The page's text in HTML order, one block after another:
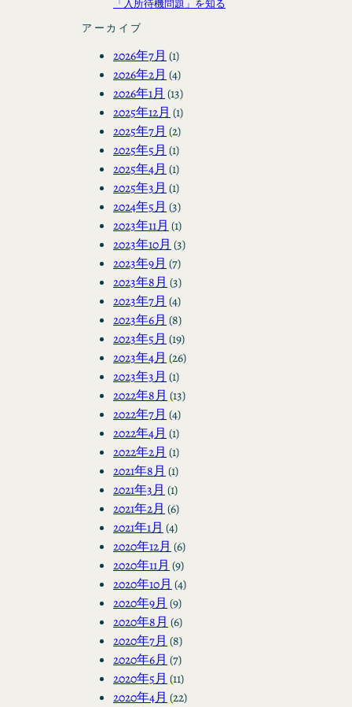
「入所待機問題」を知る
アーカイブ
2026年7月 (1)
2026年2月 (4)
2026年1月 (13)
2025年12月 (1)
2025年7月 (2)
2025年5月 (1)
2025年4月 (1)
2025年3月 (1)
2024年5月 (3)
2023年11月 (1)
2023年10月 (3)
2023年9月 (7)
2023年8月 (3)
2023年7月 (4)
2023年6月 (8)
2023年5月 (19)
2023年4月 (26)
2023年3月 (1)
2022年8月 (13)
2022年7月 (4)
2022年4月 (1)
2022年2月 (1)
2021年8月 (1)
2021年3月 (1)
2021年2月 (6)
2021年1月 (4)
2020年12月 (6)
2020年11月 (9)
2020年10月 (4)
2020年9月 (9)
2020年8月 (6)
2020年7月 (8)
2020年6月 (7)
2020年5月 (11)
2020年4月 (22)